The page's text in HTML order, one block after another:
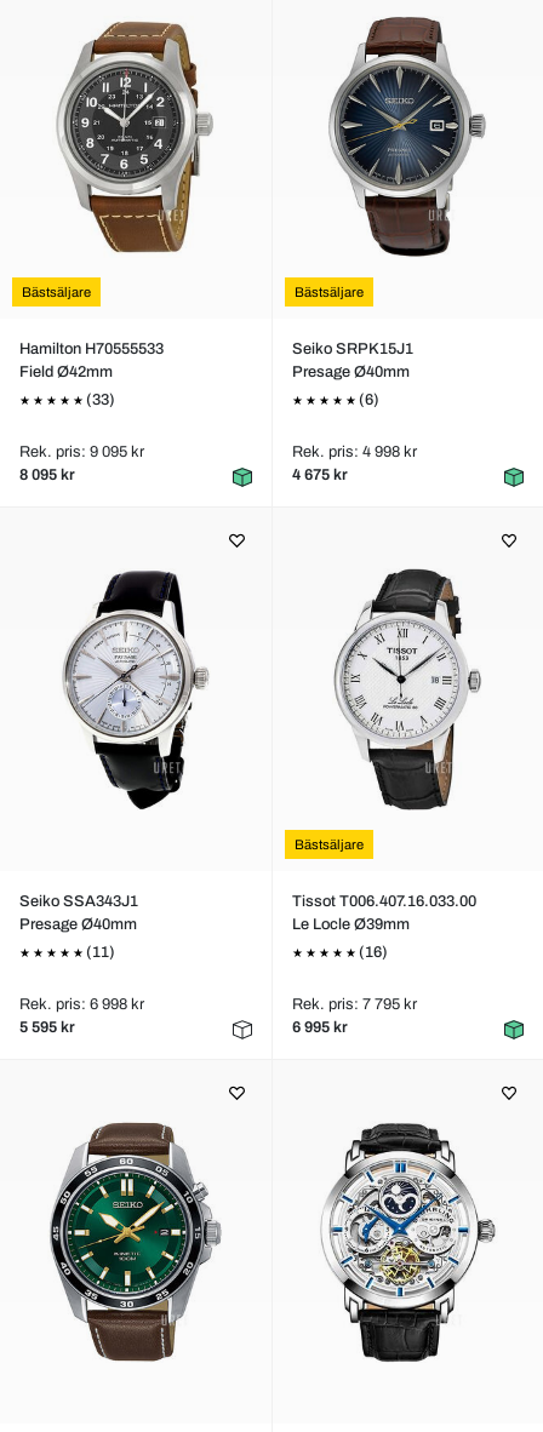
Bästsäljare
Hamilton H70555533
Field Ø42mm
(33)
Rek. pris: 9 095 kr
8 095 kr
Bästsäljare
Seiko SRPK15J1
Presage Ø40mm
(6)
Rek. pris: 4 998 kr
4 675 kr
Seiko SSA343J1
Presage Ø40mm
(11)
Rek. pris: 6 998 kr
5 595 kr
Bästsäljare
Tissot T006.407.16.033.00
Le Locle Ø39mm
(16)
Rek. pris: 7 795 kr
6 995 kr